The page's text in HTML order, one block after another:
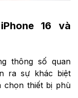
16 và
thông số quan
ra sự khác biệt
chọn thiết bị phù